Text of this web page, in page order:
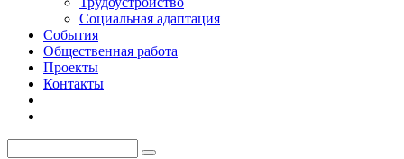
Социальная адаптация
События
Общественная работа
Проекты
Контакты